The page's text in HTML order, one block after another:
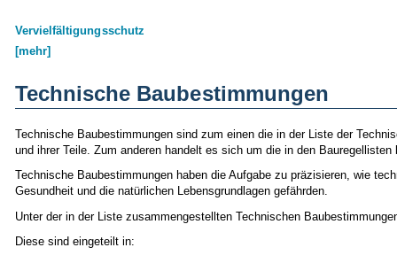
Vervielfältigungsschutz
[mehr]
Technische Baubestimmungen
Technische Baubestimmungen sind zum einen die in der Liste der
und ihrer Teile. Zum anderen handelt es sich um die in den
Technische Baubestimmungen haben die Aufgabe zu präzisieren, wie
Gesundheit und die natürlichen Lebensgrundlagen gefährden.
Unter der in der Liste zusammengestellten Technischen
Diese sind eingeteilt in: